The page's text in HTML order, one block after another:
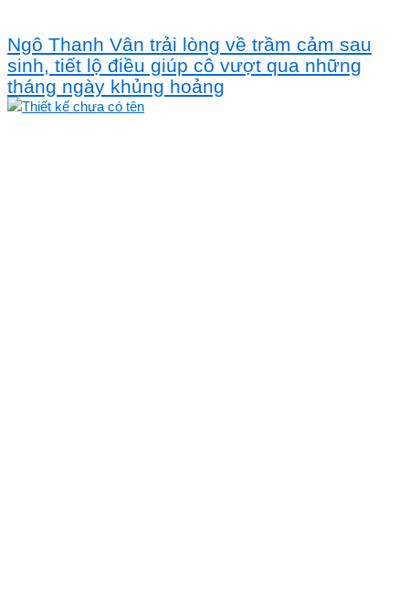
Ngô Thanh Vân trải lòng về trầm cảm sau
sinh, tiết lộ điều giúp cô vượt qua những
tháng ngày khủng hoảng